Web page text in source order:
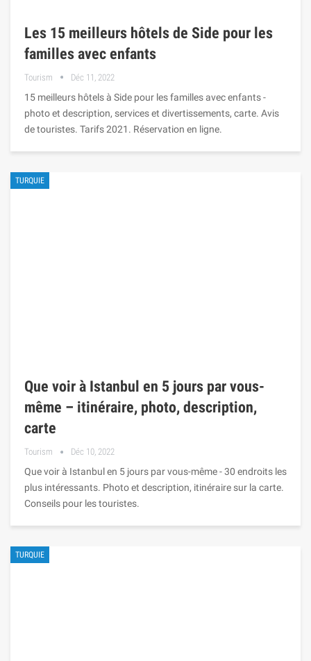
Les 15 meilleurs hôtels de Side pour les
familles avec enfants
Tourism Déc 11, 2022
15 meilleurs hôtels à Side pour les familles avec enfants -
photo et description, services et divertissements, carte. Avis
de touristes. Tarifs 2021. Réservation en ligne.
TURQUIE
Que voir à Istanbul en 5 jours par vous-
même – itinéraire, photo, description,
carte
Tourism Déc 10, 2022
Que voir à Istanbul en 5 jours par vous-même - 30 endroits les
plus intéressants. Photo et description, itinéraire sur la carte.
Conseils pour les touristes.
TURQUIE